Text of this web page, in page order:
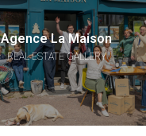
Agence La Maison
REAL ESTATE GALLERY